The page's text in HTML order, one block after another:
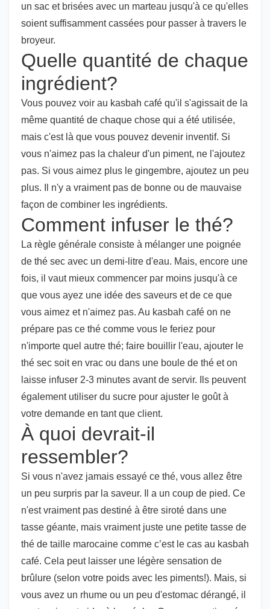
un sac et brisées avec un marteau jusqu'à ce qu'elles
soient suffisamment cassées pour passer à travers le
broyeur.
Quelle quantité de chaque
ingrédient?
Vous pouvez voir au kasbah café qu'il s'agissait de la
même quantité de chaque chose qui a été utilisée,
mais c'est là que vous pouvez devenir inventif. Si
vous n'aimez pas la chaleur d'un piment, ne l'ajoutez
pas. Si vous aimez plus le gingembre, ajoutez un peu
plus. Il n'y a vraiment pas de bonne ou de mauvaise
façon de combiner les ingrédients.
Comment infuser le thé?
La règle générale consiste à mélanger une poignée
de thé sec avec un demi-litre d'eau. Mais, encore une
fois, il vaut mieux commencer par moins jusqu'à ce
que vous ayez une idée des saveurs et de ce que
vous aimez et n'aimez pas. Au kasbah café on ne
prépare pas ce thé comme vous le feriez pour
n'importe quel autre thé; faire bouillir l'eau, ajouter le
thé sec soit en vrac ou dans une boule de thé et on
laisse infuser 2-3 minutes avant de servir. Ils peuvent
également utiliser du sucre pour ajuster le goût à
votre demande en tant que client.
À quoi devrait-il
ressembler?
Si vous n'avez jamais essayé ce thé, vous allez être
un peu surpris par la saveur. Il a un coup de pied. Ce
n'est vraiment pas destiné à être siroté dans une
tasse géante, mais vraiment juste une petite tasse de
thé de taille marocaine comme c’est le cas au kasbah
café. Cela peut laisser une légère sensation de
brûlure (selon votre poids avec les piments!). Mais, si
vous avez un rhume ou un peu d'estomac dérangé, il